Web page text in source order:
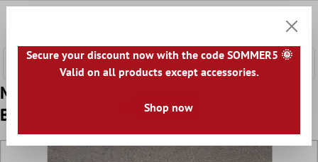
Muster Bodenfliesen Steinoptik Horizon
Braun 60x120cm
Secure your discount now with the code SOMMER5 🌞
Valid on all products except accessories.
Shop now